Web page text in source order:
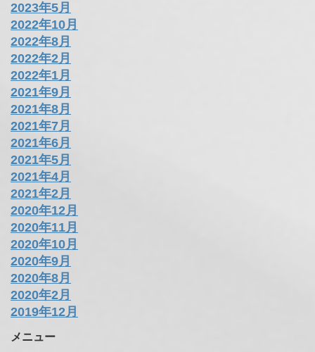
2023年5月
2022年10月
2022年8月
2022年2月
2022年1月
2021年9月
2021年8月
2021年7月
2021年6月
2021年5月
2021年4月
2021年2月
2020年12月
2020年11月
2020年10月
2020年9月
2020年8月
2020年2月
2019年12月
メニュー